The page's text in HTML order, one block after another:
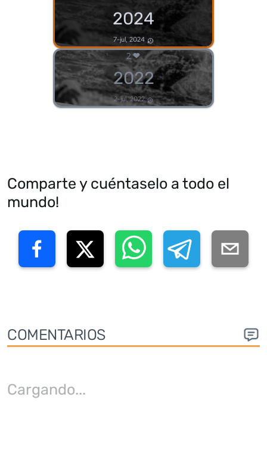
2024
7-jul, 2024
2
2022
2-jul, 2022
Comparte y cuéntaselo a todo el
mundo!
COMENTARIOS
Cargando...